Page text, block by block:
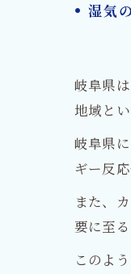
• 湿気
岐阜県
地域と
岐阜県
ギー反
また、
要に至
このよ